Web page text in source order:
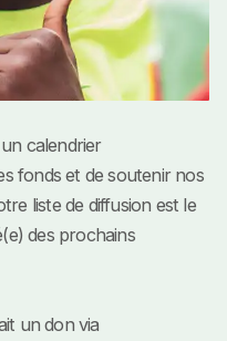
calendrier
fonds et de soutenir nos
liste de diffusion est le
des prochains
un don via